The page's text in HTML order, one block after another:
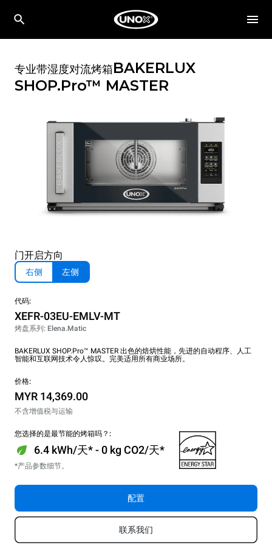
专业带湿度对流烤箱BAKERLUX
SHOP.Pro™ MASTER
门开启方向
右侧 左侧
代码:
XEFR-03EU-EMLV-MT
烤盘系列: Elena.Matic
BAKERLUX SHOP.Pro™ MASTER 出色的焙烘性能，先进的自动程序、人工
智能和互联网技术令人惊叹。完美适用所有商业场所。
价格:
MYR 14,369.00
不含增值税与运输
您选择的是最节能的烤箱吗？:
6.4 kWh/天* - 0 kg CO2/天*
*产品参数细节。
配置
联系我们